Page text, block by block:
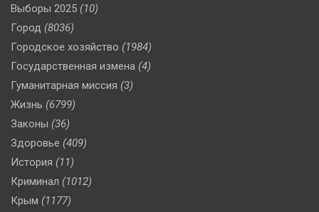
Выборы 2025 (10)
Город (8036)
Городское хозяйство (1984)
Государственная измена (4)
Гуманитарная миссия (3)
Жизнь (6799)
Законы (36)
Здоровье (409)
История (11)
Криминал (1012)
Крым (1177)